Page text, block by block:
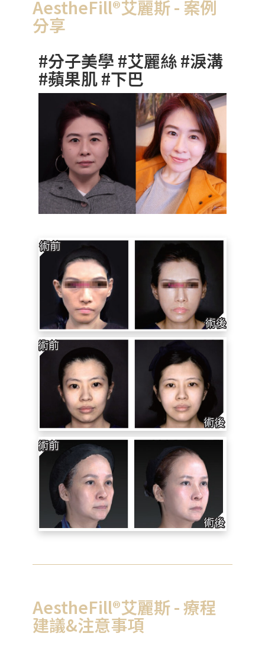
AestheFill®艾麗斯 - 案例
分享
#分子美學 #艾麗絲 #淚溝
#蘋果肌 #下巴
AestheFill®艾麗斯 - 療程
建議&注意事項